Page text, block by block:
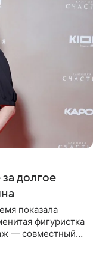
долгое
показала
фигуристка
— совместный